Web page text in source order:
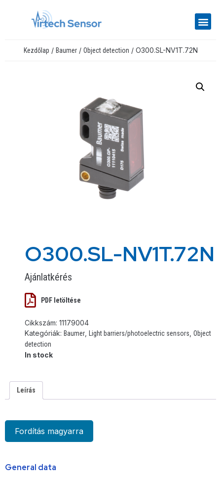
Kezdőlap / Baumer/ Object detection / O300.SL-NV1T.72N
O300.SL-NV1T.72N
Ajánlatkérés
PDF letöltése
Cikkszám: 11179004
Kategóriák: Baumer Light barriers/photoelectric sensors Object
detection
In stock
Leírás
Fordítás magyarra
General data